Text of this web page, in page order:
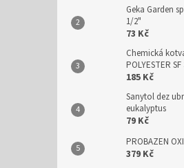
Geka Garden
1/2"
73 Kč
Chemická
POLYESTER
185 Kč
Sanytol dez
eukalyptus
79 Kč
PROBAZEN
379 Kč